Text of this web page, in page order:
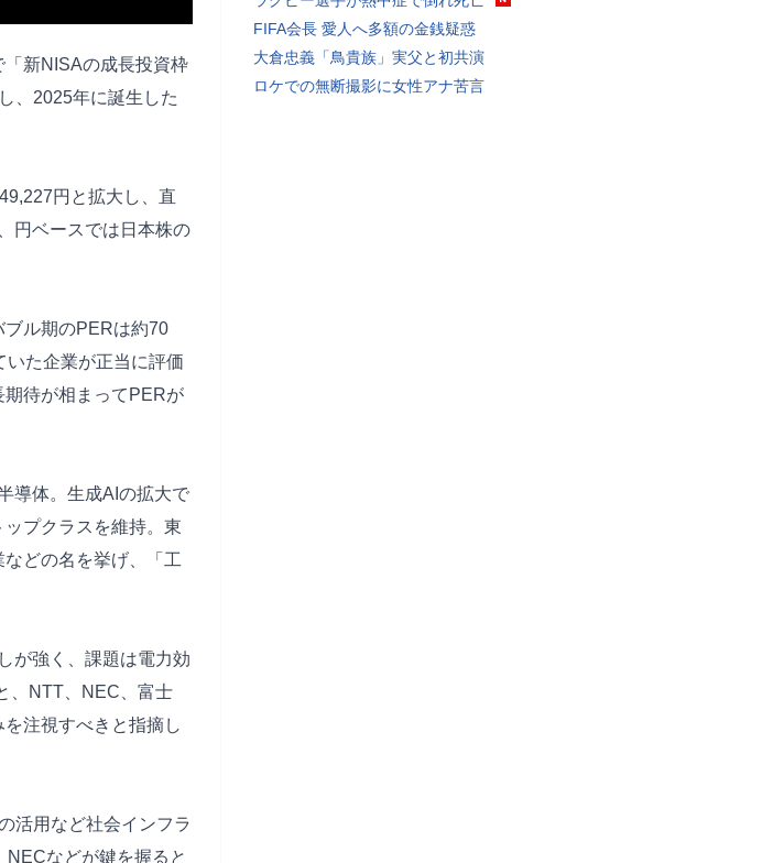
「新NISAの成長投資枠
、2025年に誕生した
円と拡大し、直
円ベースでは日本株の
ル期のPERは約70
た企業が正当に評価
待が相まってPERが
導体。生成AIの拡大で
プクラスを維持。東
どの名を挙げ、「工
が強く、課題は電力効
、NTT、NEC、富士
注視すべきと指摘し
活用など社会インフラ
などが鍵を握ると
FIFA会長 愛人へ多額の金銭疑惑
大倉忠義「鳥貴族」実父と初共演
ロケでの無断撮影に女性アナ苦言